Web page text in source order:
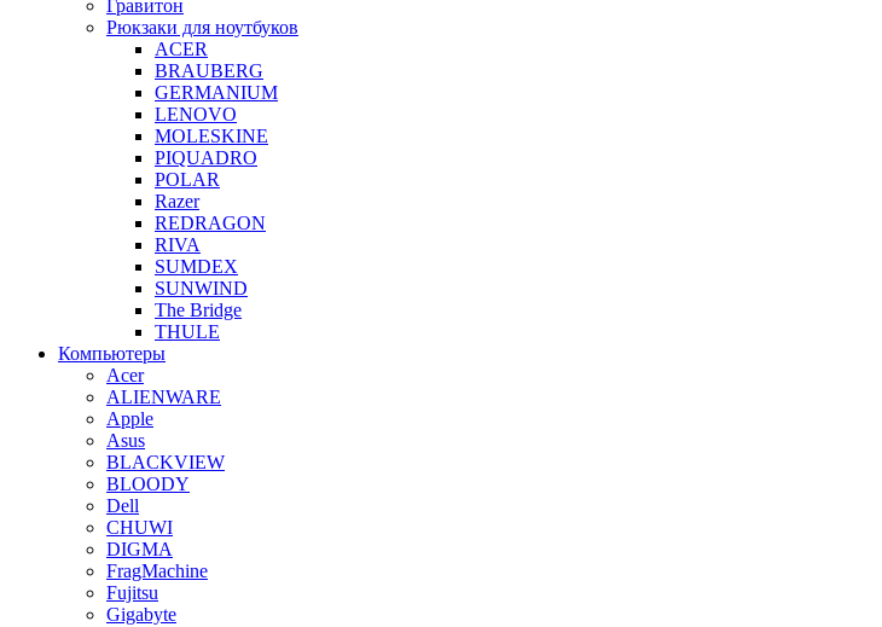
Гравитон
Рюкзаки для ноутбуков
ACER
BRAUBERG
GERMANIUM
LENOVO
MOLESKINE
PIQUADRO
POLAR
Razer
REDRAGON
RIVA
SUMDEX
SUNWIND
The Bridge
THULE
Компьютеры
Acer
ALIENWARE
Apple
Asus
BLACKVIEW
BLOODY
Dell
CHUWI
DIGMA
FragMachine
Fujitsu
Gigabyte